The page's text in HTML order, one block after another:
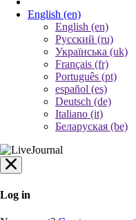
English (en)
English (en)
Русский (ru)
Українська (uk)
Français (fr)
Português (pt)
español (es)
Deutsch (de)
Italiano (it)
Беларуская (be)
Log in